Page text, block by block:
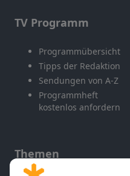
TV Programm
Programmübersicht
Tipps der Redaktion
Sendungen von A-Z
Programmheft
kostenlos anfordern
Themen